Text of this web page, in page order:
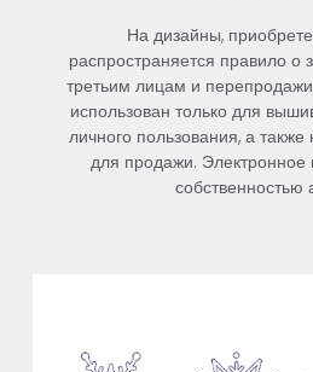
На дизайны,
распространяется правило о
третьим лицам и
использован только для
личного пользования, а также
для продажи. Электронное
собственностью